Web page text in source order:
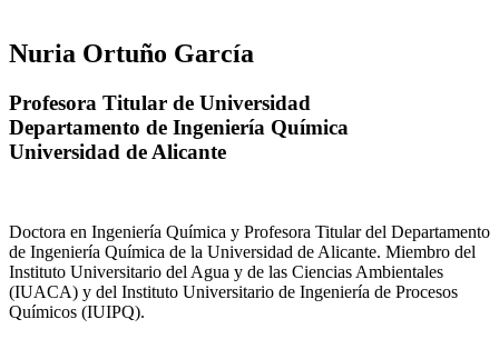
Nuria Ortuño García
Profesora Titular de Universidad
Departamento de Ingeniería Química
Universidad de Alicante
Doctora en Ingeniería Química y Profesora Titular del Departamento
de Ingeniería Química de la Universidad de Alicante. Miembro del
Instituto Universitario del Agua y de las Ciencias Ambientales
(IUACA) y del Instituto Universitario de Ingeniería de Procesos
Químicos (IUIPQ).